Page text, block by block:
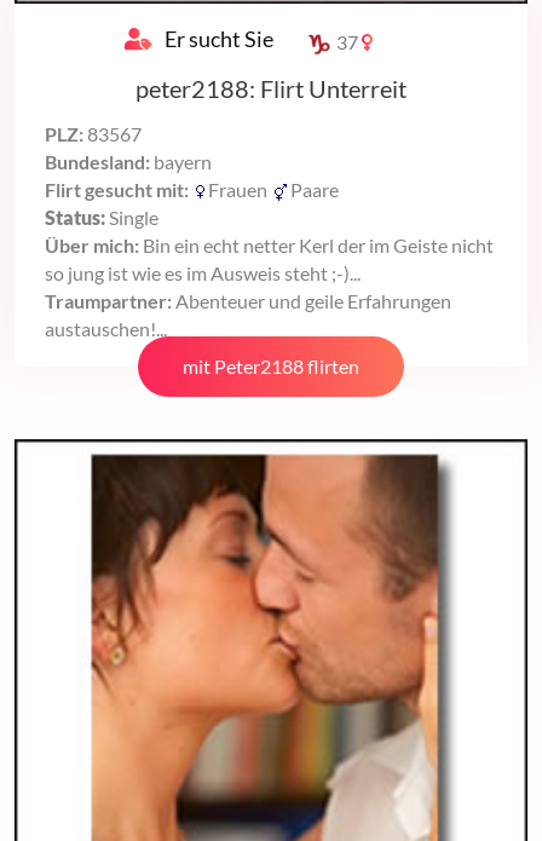
Er sucht Sie 37
peter2188: Flirt Unterreit
PLZ: 83567
Bundesland: bayern
Flirt gesucht mit:
Frauen
Paare
Status: Single
Über mich: Bin ein echt netter Kerl der im Geiste nicht
so jung ist wie es im Ausweis steht ;-)...
Traumpartner: Abenteuer und geile Erfahrungen
austauschen!...
mit Peter2188 flirten